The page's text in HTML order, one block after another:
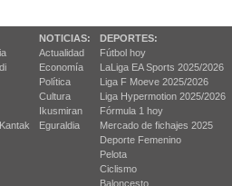
NOTICIAS:
Actualidad
Economía
Política
Cultura
Ikusmiran
Eguraldia
DEPORTES:
Fútbol hoy
LaLiga EA Sports 2025/2026
Liga F Moeve 2025/2026
Liga Hypermotion 2025/2026
Fórmula 1 hoy
Mercado de fichajes 2025
Deporte Femenino
Pelota
Ciclismo
Baloncesto